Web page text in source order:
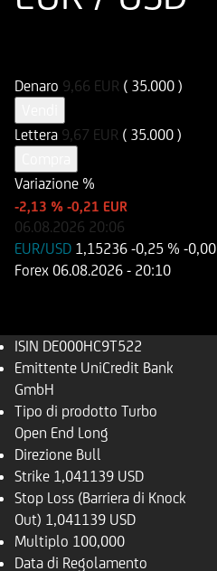
Denaro 9,66 EUR ( 35.000 )
Lettera 9,67 EUR ( 35.000 )
Variazione %
-2,13 % -0,21 EUR
06.08.2026 20:06
EUR/USD 1,15236 -0,25 % -0,00
Forex 06.08.2026 - 20:10
ISIN DE000HC9T522
Emittente UniCredit Bank
GmbH
Tipo di prodotto Turbo
Open End Long
Direzione Bull
Strike 1,041139 USD
Stop Loss (Barriera di Knock
Out) 1,041139 USD
Multiplo 100,000
Data di Regolamento